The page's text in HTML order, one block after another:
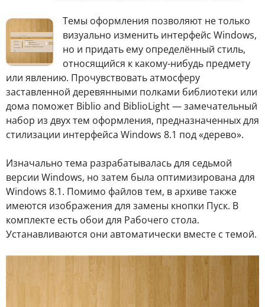
Темы оформления позволяют не только
визуально изменить интерфейс Windows,
но и придать ему определённый стиль,
относящийся к какому-нибудь предмету
или явлению. Прочувствовать атмосферу
заставленной деревянными полками библиотеки или
дома поможет Biblio and BiblioLight — замечательный
набор из двух тем оформления, предназначенных для
стилизации интерфейса Windows 8.1 под «дерево».
Изначально тема разрабатывалась для седьмой
версии Windows, но затем была оптимизирована для
Windows 8.1. Помимо файлов тем, в архиве также
имеются изображения для замены кнопки Пуск. В
комплекте есть обои для Рабочего стола.
Устанавливаются они автоматически вместе с темой.